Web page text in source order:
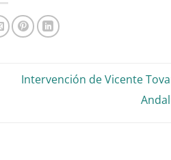
Intervención de Vicente